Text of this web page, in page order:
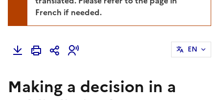
French if needed.
EN
Making a decision in a